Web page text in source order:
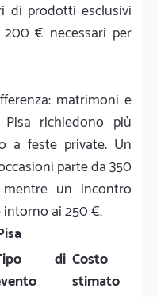
di prodotti esclusivi
€ necessari per
matrimoni e
richiedono più
a feste private. Un
parte da 350
un incontro
ai 250 €.
di Costo
stimato